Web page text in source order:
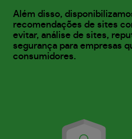
Além disso,
recomendações de sites
evitar, análise de sites,
segurança para empresas
consumidores.